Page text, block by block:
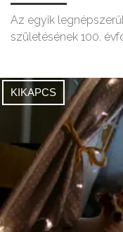
Az egyik
születésének 100.
KIKAPCS